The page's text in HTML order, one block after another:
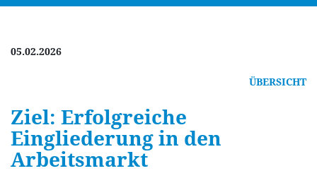
05.02.2026
ÜBERSICHT
Ziel: Erfolgreiche
Eingliederung in den
Arbeitsmarkt